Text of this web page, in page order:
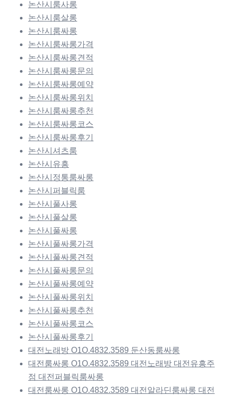
논산시룸사롱
논산시룸살롱
논산시룸싸롱
논산시룸싸롱가격
논산시룸싸롱견적
논산시룸싸롱문의
논산시룸싸롱예약
논산시룸싸롱위치
논산시룸싸롱추천
논산시룸싸롱코스
논산시룸싸롱후기
논산시셔츠룸
논산시유흥
논산시정통룸싸롱
논산시퍼블릭룸
논산시풀사롱
논산시풀살롱
논산시풀싸롱
논산시풀싸롱가격
논산시풀싸롱견적
논산시풀싸롱문의
논산시풀싸롱예약
논산시풀싸롱위치
논산시풀싸롱추천
논산시풀싸롱코스
논산시풀싸롱후기
대전노래방 O1O.4832.3589 둔산동룸싸롱
대전룸싸롱 O1O.4832.3589 대전노래방 대전유흥주
점 대전퍼블릭룸싸롱
대전룸싸롱 O1O.4832.3589 대전알라딘룸싸롱 대전